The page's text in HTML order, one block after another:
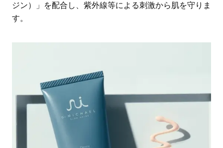
ジン）」を配合し、紫外線等による刺激から肌を守りま
す。